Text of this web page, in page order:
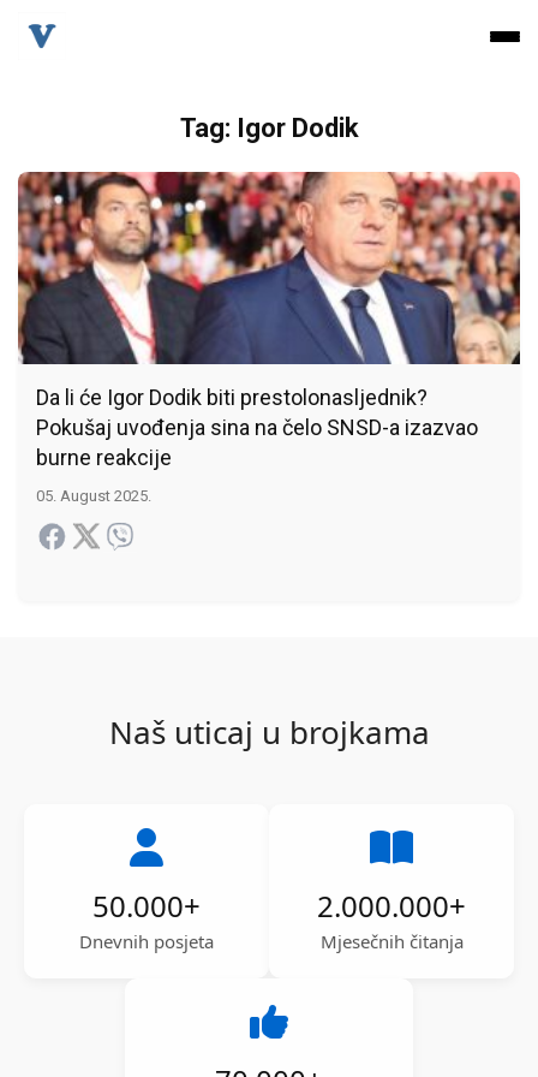
Tag: Igor Dodik
Da li će Igor Dodik biti prestolonasljednik?
Pokušaj uvođenja sina na čelo SNSD-a izazvao
burne reakcije
05. August 2025.
Naš uticaj u brojkama
50.000+
Dnevnih posjeta
2.000.000+
Mjesečnih čitanja